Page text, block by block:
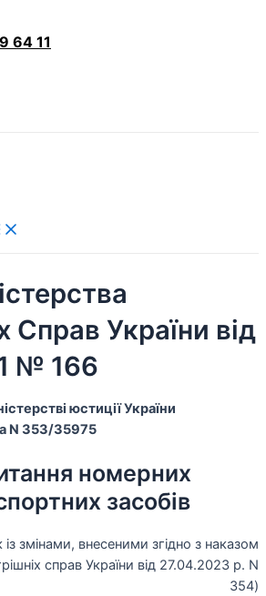
64 11
Справ України від
№ 166
юстиції України
N 353/35975
номерних
засобів
із змінами, внесеними згідно з наказом
справ України від 27.04.2023 р. N
354)